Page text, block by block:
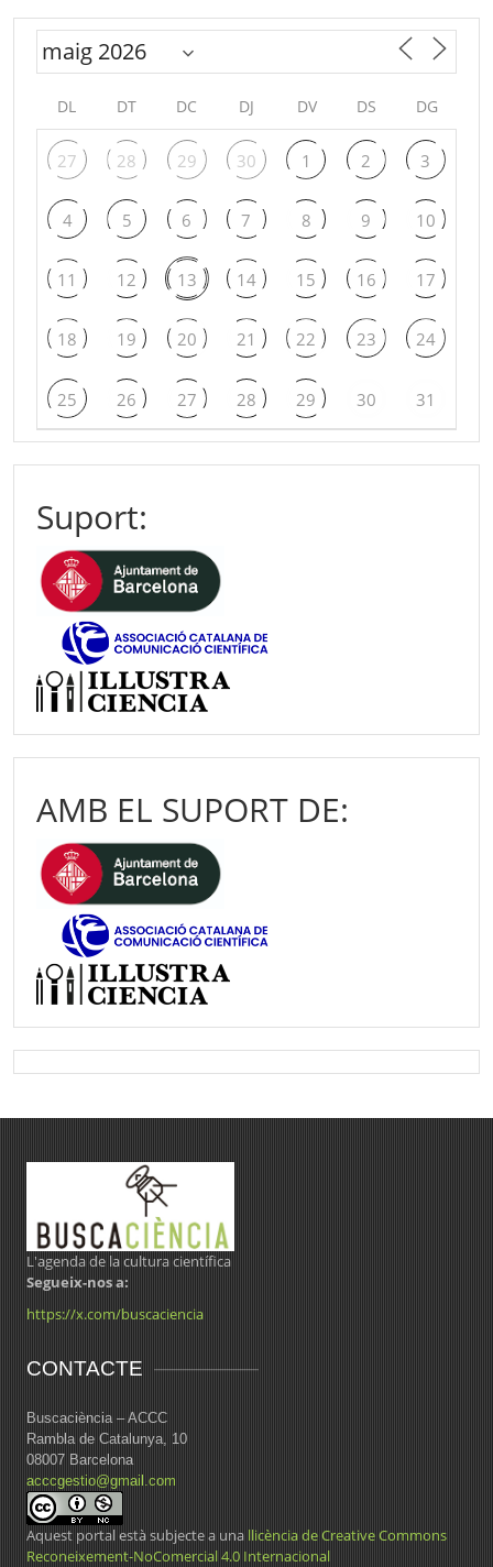
DL DT DC DJ DV DS DG
27 28 29 30 1 2 3
4 5 6 7 8 9 10
11 12 13 14 15 16 17
18 19 20 21 22 23 24
25 26 27 28 29 30 31
Suport:
AMB EL SUPORT DE:
L'agenda de la cultura científica
Segueix-nos a:
https://x.com/buscaciencia
CONTACTE
Buscaciència – ACCC
Rambla de Catalunya, 10
08007 Barcelona
acccgestio@gmail.com
Aquest portal està subjecte a una llicència de Creative Commons
Reconeixement-NoComercial 4.0 Internacional